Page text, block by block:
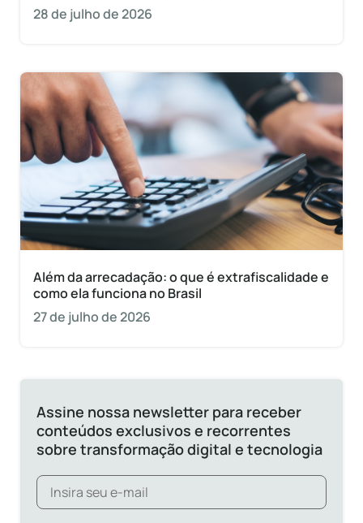
28 de julho de 2026
Além da arrecadação: o que é extrafiscalidade e
como ela funciona no Brasil
27 de julho de 2026
Assine nossa newsletter para receber
conteúdos exclusivos e recorrentes
sobre transformação digital e tecnologia